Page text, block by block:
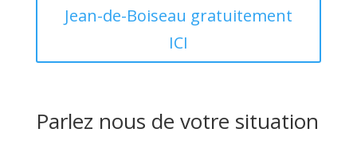
Jean-de-Boiseau gratuitement
ICI
Parlez nous de votre situation